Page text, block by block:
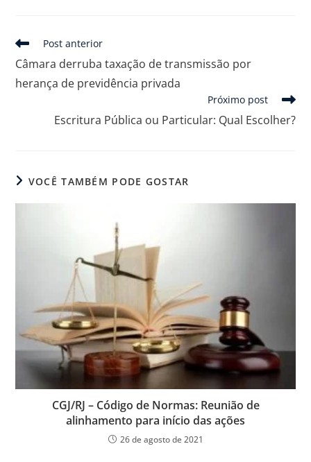
Post anterior
Câmara derruba taxação de transmissão por
herança de previdência privada
Próximo post
Escritura Pública ou Particular: Qual Escolher?
VOCÊ TAMBÉM PODE GOSTAR
CGJ/RJ – Código de Normas: Reunião de
alinhamento para início das ações
26 de agosto de 2021